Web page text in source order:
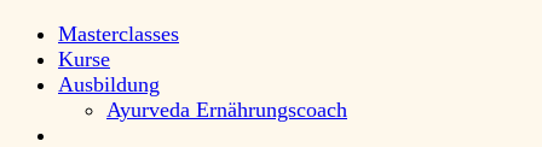
Masterclasses
Kurse
Ausbildung
Ayurveda Ernährungscoach